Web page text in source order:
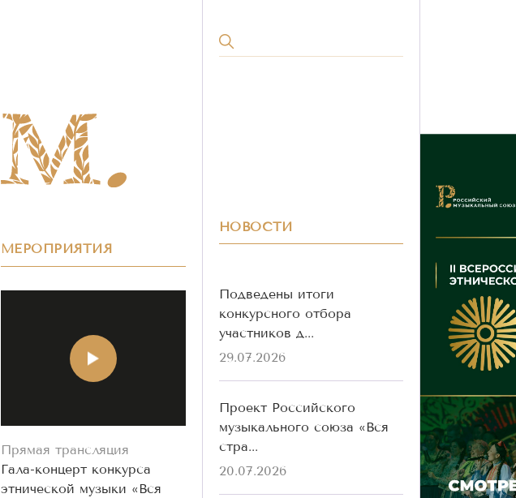
МЕРОПРИЯТИЯ
Прямая трансляция
Гала-концерт конкурса
этнической музыки «Вся
НОВОСТИ
Подведены итоги
конкурсного отбора
участников д...
29.07.2026
Проект Российского
музыкального союза «Вся
стра...
20.07.2026